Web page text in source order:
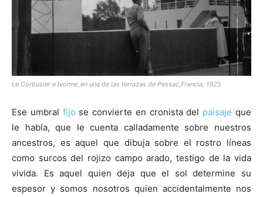
Le Corbusier e Ivonne_en una de las terrazas de Pessac,Francia, 1925
Ese umbral fijo se convierte en cronista del paisaje que
le habla, que le cuenta calladamente sobre nuestros
ancestros, es aquel que dibuja sobre el rostro líneas
como surcos del rojizo campo arado, testigo de la vida
vivida. Es aquel quien deja que el sol determine su
espesor y somos nosotros quien accidentalmente nos